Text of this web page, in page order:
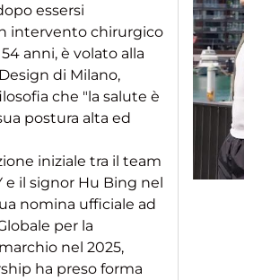
essersi
intervento chirurgico
anni, è volato alla
di Milano,
che "la salute è
postura alta ed
iniziale tra il team
e il signor Hu Bing nel
nomina ufficiale ad
per la
nel 2025,
ha preso forma